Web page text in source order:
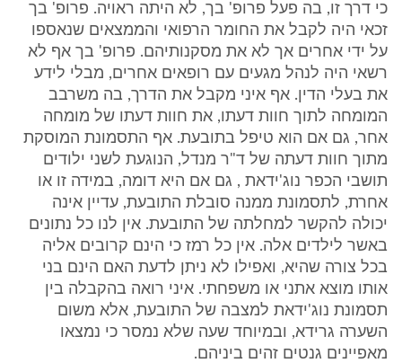
כי דרך זו, בה פעל פרופ' בך, לא היתה ראויה. פרופ' בך
זכאי היה לקבל את החומר הרפואי והממצאים שנאספו
על ידי אחרים אך לא את מסקנותיהם. פרופ' בך אף לא
רשאי היה לנהל מגעים עם רופאים אחרים, מבלי לידע
את בעלי הדין. אף איני מקבל את הדרך, בה משרבב
המומחה לתוך חוות דעתו, את חוות דעתו של מומחה
אחר, גם אם הוא טיפל בתובעת. אף התסמונת המוסקת
מתוך חוות דעתה של ד"ר מנדל, הנוגעת לשני ילודים
תושבי הכפר נוג'ידאת , גם אם היא דומה, במידה זו או
אחרת, לתסמונת ממנה סובלת התובעת, עדיין אינה
יכולה להקשר למחלתה של התובעת. אין לנו כל נתונים
באשר לילדים אלה. אין כל רמז כי הינם קרובים אליה
בכל צורה שהיא, ואפילו לא ניתן לדעת האם הינם בני
אותו מוצא אתני או משפחתי. איני רואה בהקבלה בין
תסמונת נוג'ידאת למצבה של התובעת, אלא משום
השערה גרידא, ובמיוחד שעה שלא נמסר כי נמצאו
מאפיינים גנטים זהים ביניהם.